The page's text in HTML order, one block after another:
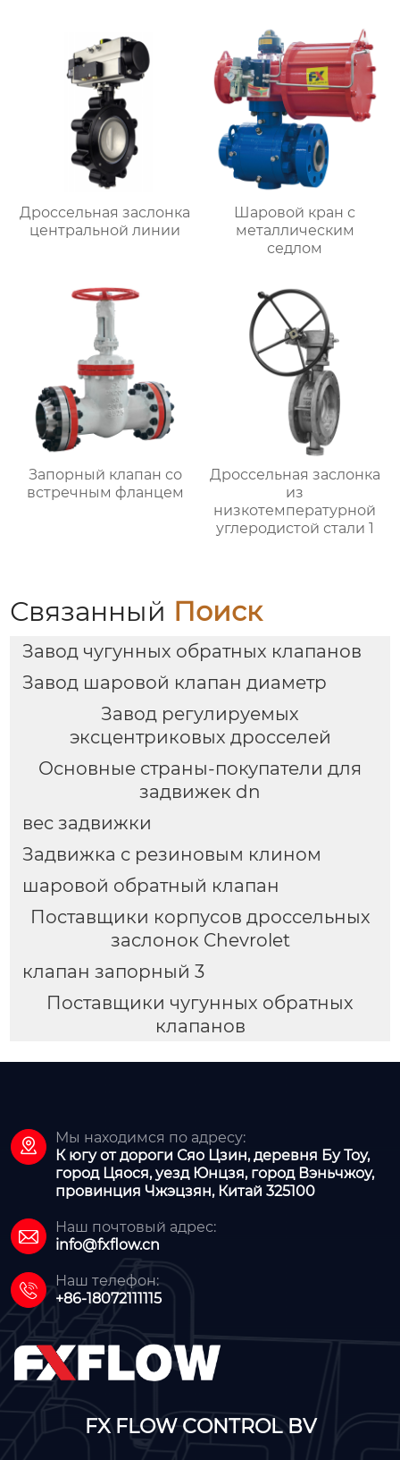
Дроссельная заслонка
центральной линии
Шаровой кран с
металлическим
седлом
Запорный клапан со
встречным фланцем
Дроссельная заслонка
из
низкотемпературной
углеродистой стали 1
Связанный Поиск
Завод чугунных обратных клапанов
Завод шаровой клапан диаметр
Завод регулируемых
эксцентриковых дросселей
Основные страны-покупатели для
задвижек dn
вес задвижки
Задвижка с резиновым клином
шаровой обратный клапан
Поставщики корпусов дроссельных
заслонок Chevrolet
клапан запорный 3
Поставщики чугунных обратных
клапанов

Мы находимся по адресу:
К югу от дороги Сяо Цзин, деревня Бу Тоу,
город Цяося, уезд Юнцзя, город Вэньчжоу,
провинция Чжэцзян, Китай 325100

Наш почтовый адрес:
info@fxflow.cn

Наш телефон:
+86-18072111115
FX FLOW CONTROL BV